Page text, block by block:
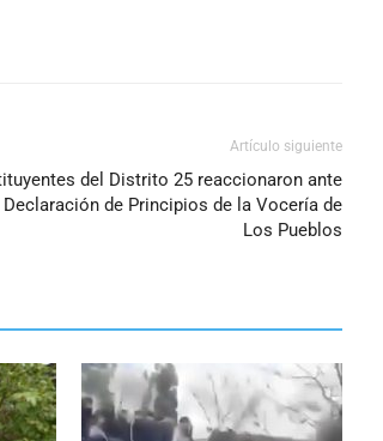
Artículo siguiente
del Distrito 25 reaccionaron ante
Declaración de Principios de la Vocería de
Los Pueblos